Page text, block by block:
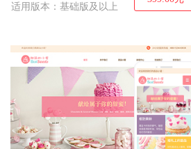
适用版本：基础版及以上